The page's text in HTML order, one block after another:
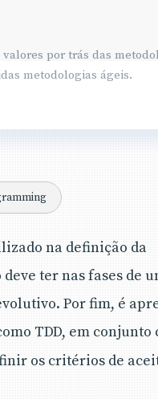
por trás das
metodologias ágeis.
na definição da
ter nas fases de
Por fim, é
TDD, em conjunto
os critérios de